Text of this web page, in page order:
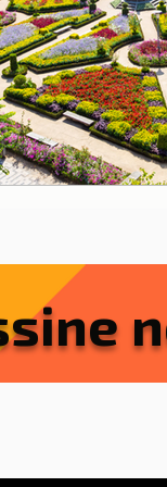
Lisboa com
Portugal